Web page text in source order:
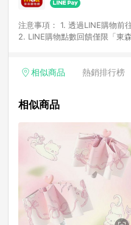
注意事項： 1. 透過LINE購物前
2. LINE購物點數回饋僅限「東
「草莓網」全館商品。 4. 如取
面顯示為準。 7. LINE購物設有
品資料更新會有時間差，如顯
準。 9. 若有贈點爭議，請務
贈點回饋。 10. 部分點數紅包
紅包頁面規則為準。
相似商品 熱銷排行榜
相似商品